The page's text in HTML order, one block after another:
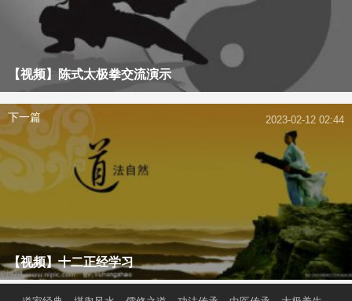
【视频】陈式太极拳交流演示
下一篇
【视频】十二正经学习
2023-02-12 02:44